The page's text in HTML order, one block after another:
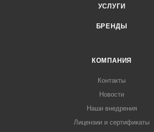
УСЛУГИ
БРЕНДЫ
КОМПАНИЯ
Контакты
Новости
Наши внедрения
Лицензии и сертификаты